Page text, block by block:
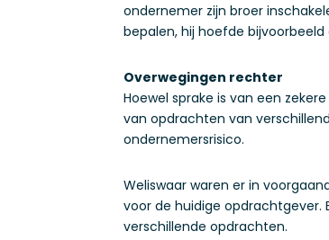
ondernemer zijn broer
bepalen, hij hoefde
Overwegingen rechter
Hoewel sprake is van een
van opdrachten van
ondernemersrisico.
Weliswaar waren er in
voor de huidige opdrachtgever.
verschillende opdrachten.